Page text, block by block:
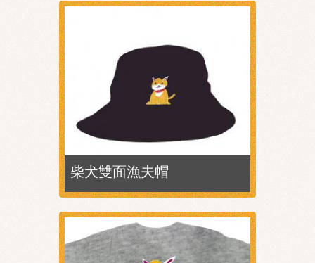
柴犬雙面漁夫帽
創作小故事 作者／設計師：小惠 柴
犬雙面漁夫帽 小惠畫的可愛柴犬...
了解更多 →